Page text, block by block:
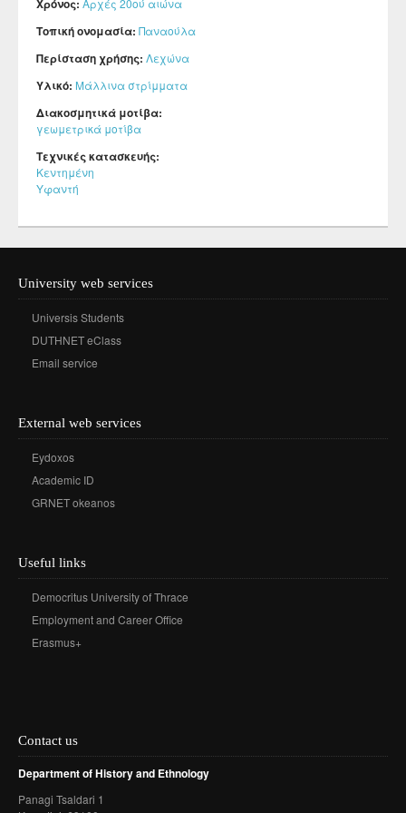
Χρόνος: Αρχές 20ού αιώνα
Τοπική ονομασία: Παναούλα
Περίσταση χρήσης: Λεχώνα
Υλικό: Μάλλινα στρίμματα
Διακοσμητικά μοτίβα:
γεωμετρικά μοτίβα
Τεχνικές κατασκευής:
Κεντημένη
Υφαντή
University web services
Universis Students
DUTHNET eClass
Email service
External web services
Eydoxos
Academic ID
GRNET okeanos
Useful links
Democritus University of Thrace
Employment and Career Office
Erasmus+
Contact us
Department of History and Ethnology
Panagi Tsaldari 1